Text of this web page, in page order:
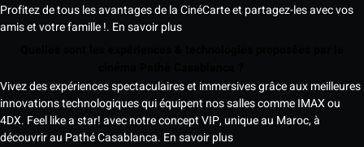
Profitez de tous les avantages de la CinéCarte et partagez-les avec vos
amis et votre famille !. En savoir plus
Vivez des expériences spectaculaires et immersives grâce aux meilleures
innovations technologiques qui équipent nos salles comme IMAX ou
4DX. Feel like a star! avec notre concept VIP, unique au Maroc, à
découvrir au Pathé Casablanca. En savoir plus